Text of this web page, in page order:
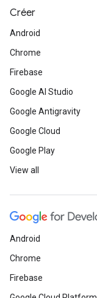
Créer
Android
Chrome
Firebase
Google AI Studio
Google Antigravity
Google Cloud
Google Play
View all
Android
Chrome
Firebase